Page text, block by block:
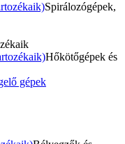
Spirálozógépek,
Hőkötőgépek és
gépek